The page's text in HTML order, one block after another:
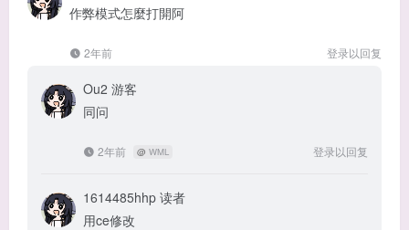
作弊模式怎麼打開阿
2年前 登录以回复
Ou2 游客
同问
2年前 @ WML 登录以回复
1614485hhp 读者
用ce修改